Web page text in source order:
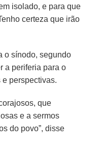
isolado, e para que
certeza que irão
o sínodo, segundo
a periferia para o
e perspectivas.
que
e a sermos
do povo”, disse